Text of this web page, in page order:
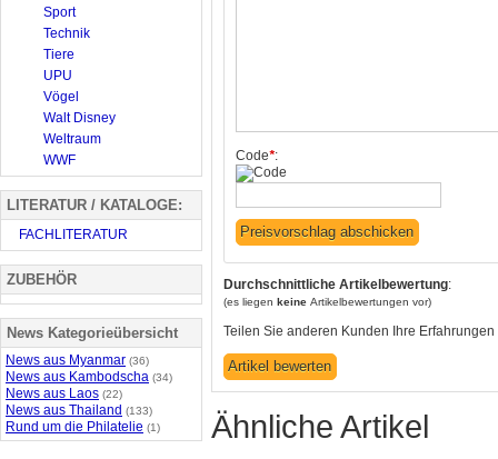
Code*:
Durchschnittliche Artikelbewertung:
(es liegen keine Artikelbewertungen vor)
Teilen Sie anderen Kunden Ihre Erfahrungen
Ähnliche Artikel
Sport
Technik
Tiere
UPU
Vögel
Walt Disney
Weltraum
WWF
LITERATUR / KATALOGE:
FACHLITERATUR
ZUBEHÖR
News Kategorieübersicht
News aus Myanmar (36)
News aus Kambodscha (34)
News aus Laos (22)
News aus Thailand (133)
Rund um die Philatelie (1)